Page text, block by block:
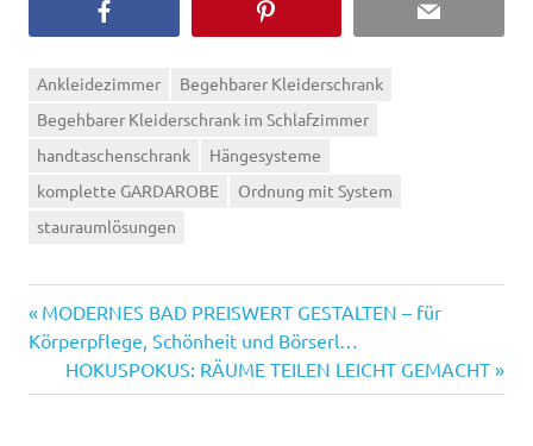
Ankleidezimmer
Begehbarer Kleiderschrank
Begehbarer Kleiderschrank im Schlafzimmer
handtaschenschrank
Hängesysteme
komplette GARDAROBE
Ordnung mit System
stauraumlösungen
Beitragsnavigation
Vorheriger
Beitrag:
MODERNES BAD PREISWERT GESTALTEN – für
Körperpflege, Schönheit und Börserl…
Nächster
Beitrag:
HOKUSPOKUS: RÄUME TEILEN LEICHT GEMACHT